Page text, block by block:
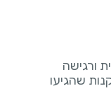
ורגישה
שהגיעו